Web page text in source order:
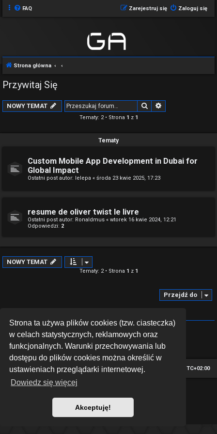
Strona ta używa plików cookies (tzw. ciasteczka)
w celach statystycznych, reklamowych oraz
funkcjonalnych. Warunki przechowywania lub
dostępu do plików cookies można określić w
ustawieniach przeglądarki internetowej.
Dowiedz się więcej
Akceptuję!
FAQ Zaloguj się
Zarejestruj się
Strona główna
Przywitaj Się
NOWY TEMAT Szukaj
Tematy: 2 • Strona 1 z 1
Tematy
Custom Mobile App Development in Dubai for
Global Impact
Ostatni post autor: lelepa « środa 23 kwie 2025, 17:23
resume de oliver twist le livre
Ostatni post autor: Ronaldmus « wtorek 16 kwie 2024, 12:21
Odpowiedzi: 2
NOWY TEMAT
Tematy: 2 • Strona 1 z 1
Przejdź do
Nie możesz tworzyć nowych tematów
Nie możeszodpowiadać w tematach
Nie możeszzmieniać swoich postów
Nie możeszusuwać swoich postów
Nie możesz
dodawać załączników
Strona główna Strefa czasowa UTC+02:00
Technologię dostarczaphpBB® Forum Software © phpBB Limited
Polski pakiet językowy dostarcza
Zasady ochrony danych osobowych